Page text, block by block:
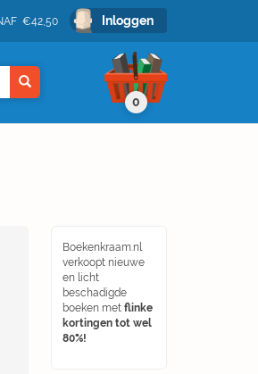
€42,50 Inloggen
0
Boekenkraam.nl
verkoopt nieuwe
en licht
beschadigde
boeken met flinke
kortingen tot wel
80%!